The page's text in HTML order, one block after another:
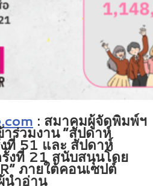
: สมาคมผู้จัดพิมพ์ฯ
ร่วมงาน “สัปดาห์
ที่ 51 และ สัปดาห์
งที่ 21 สนับสนุนโดย
ภายใต้คอนเซปต์
นำอ่าน